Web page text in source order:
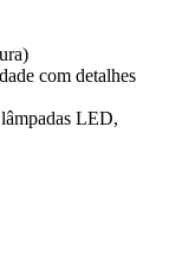
com detalhes
LED,